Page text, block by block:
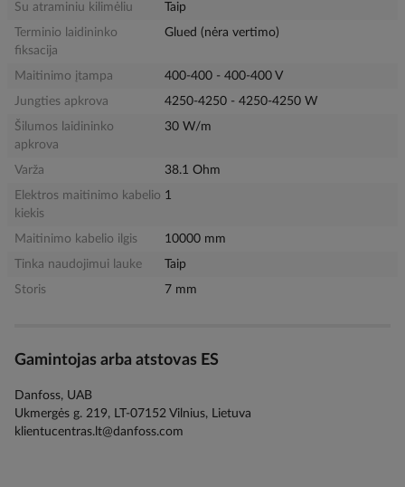
Su atraminiu kilimėliu
Taip
Terminio laidininko
fiksacija
Glued (nėra vertimo)
Maitinimo įtampa
400-400 - 400-400 V
Jungties apkrova
4250-4250 - 4250-4250 W
Šilumos laidininko
apkrova
30 W/m
Varža
38.1 Ohm
Elektros maitinimo kabelio
kiekis
1
Maitinimo kabelio ilgis
10000 mm
Tinka naudojimui lauke
Taip
Storis
7 mm
Gamintojas arba atstovas ES
Danfoss, UAB
Ukmergės g. 219, LT-07152 Vilnius, Lietuva
klientucentras.lt@danfoss.com